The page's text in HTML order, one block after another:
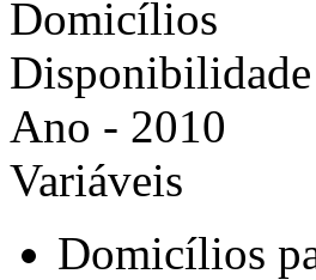
Domicílios
Disponibilidade
Ano - 2010
Variáveis
Domicílios